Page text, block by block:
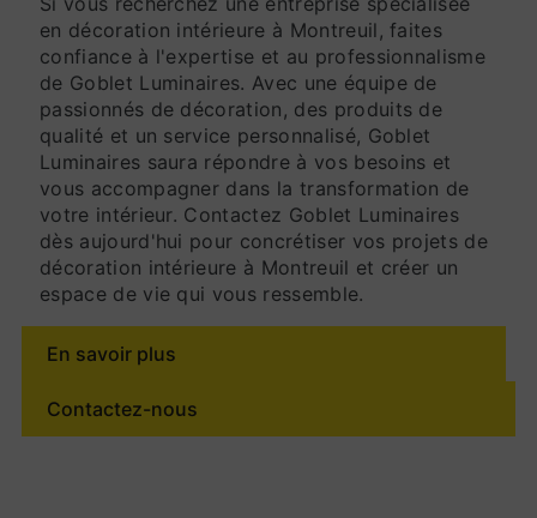
en décoration intérieure à Montreuil, faites
confiance à l'expertise et au professionnalisme
de Goblet Luminaires. Avec une équipe de
passionnés de décoration, des produits de
qualité et un service personnalisé, Goblet
Luminaires saura répondre à vos besoins et
vous accompagner dans la transformation de
votre intérieur. Contactez Goblet Luminaires
dès aujourd'hui pour concrétiser vos projets de
décoration intérieure à Montreuil et créer un
espace de vie qui vous ressemble.
En savoir plus
Contactez-nous